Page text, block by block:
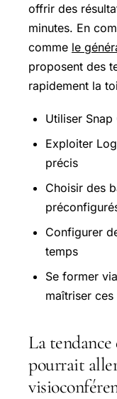
offrir des
minutes. En
comme le
proposent des
rapidement la
Utiliser
Exploiter
précis
Choisir des
Configurer
temps
Se former
maîtriser ces
La
pourrait